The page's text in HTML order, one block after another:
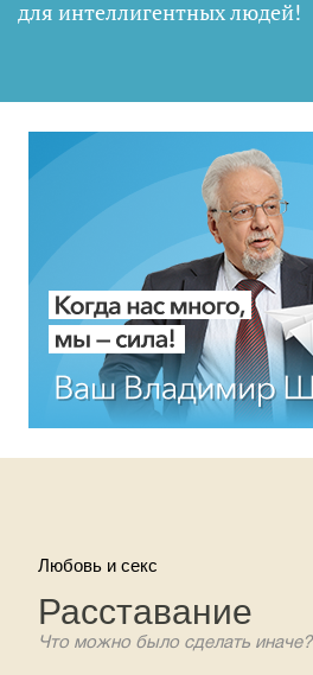
для интеллигентных людей!
Любовь и секс
Расставание
Что можно было сделать иначе?